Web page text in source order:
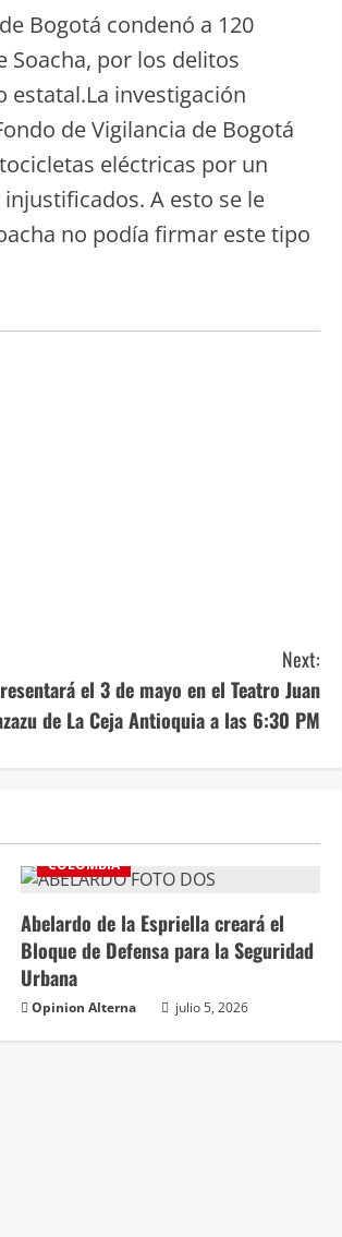
Bogotá condenó a 120
Soacha, por los delitos
investigación
de Vigilancia de Bogotá
eléctricas por un
A esto se le
no podía firmar este tipo
Next:
el 3 de mayo en el Teatro Juan
de La Ceja Antioquia a las 6:30 PM
COLOMBIA
Abelardo de la Espriella creará el
Bloque de Defensa para la Seguridad
Urbana
Opinion Alterna julio 5, 2026